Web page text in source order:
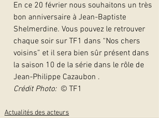
Découvrir les saisons
En ce 20 février nous souhaitons un très
bon anniversaire à Jean-Baptiste
Shelmerdine. Vous pouvez le retrouver
chaque soir sur TF1 dans “Nos chers
voisins” et il sera bien sûr présent dans
la saison 10 de la série dans le rôle de
Jean-Philippe Cazaubon .
Crédit Photo: © TF1
Actualités des acteurs